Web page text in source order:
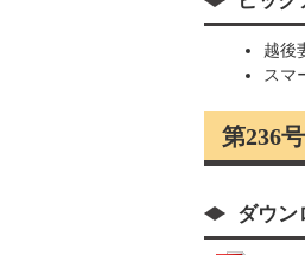
越後
スマ
第236号
ダウン